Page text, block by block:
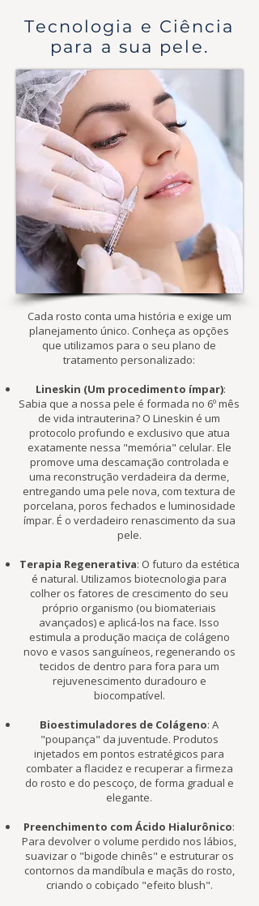
Tecnologia e Ciência
para a sua pele.
Cada rosto conta uma história e exige um
planejamento único. Conheça as opções
que utilizamos para o seu plano de
tratamento personalizado:
Lineskin (Um procedimento ímpar):
Sabia que a nossa pele é formada no 6º mês
de vida intrauterina? O Lineskin é um
protocolo profundo e exclusivo que atua
exatamente nessa "memória" celular. Ele
promove uma descamação controlada e
uma reconstrução verdadeira da derme,
entregando uma pele nova, com textura de
porcelana, poros fechados e luminosidade
ímpar. É o verdadeiro renascimento da sua
pele.
Terapia Regenerativa: O futuro da estética
é natural. Utilizamos biotecnologia para
colher os fatores de crescimento do seu
próprio organismo (ou biomateriais
avançados) e aplicá-los na face. Isso
estimula a produção maciça de colágeno
novo e vasos sanguíneos, regenerando os
tecidos de dentro para fora para um
rejuvenescimento duradouro e
biocompatível.
Bioestimuladores de Colágeno: A
"poupança" da juventude. Produtos
injetados em pontos estratégicos para
combater a flacidez e recuperar a firmeza
do rosto e do pescoço, de forma gradual e
elegante.
Preenchimento com Ácido Hialurônico:
Para devolver o volume perdido nos lábios,
suavizar o "bigode chinês" e estruturar os
contornos da mandíbula e maçãs do rosto,
criando o cobiçado "efeito blush".